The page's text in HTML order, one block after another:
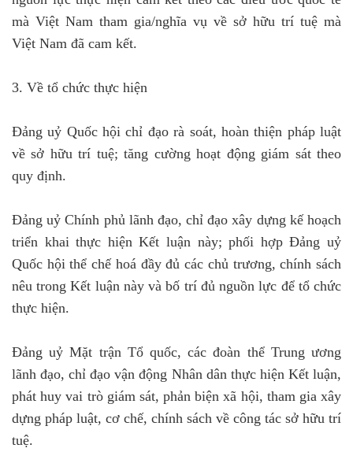
mà Việt Nam tham gia/nghĩa vụ về sở hữu trí tuệ mà
Việt Nam đã cam kết.
3. Về tổ chức thực hiện
Đảng uỷ Quốc hội chỉ đạo rà soát, hoàn thiện pháp luật
về sở hữu trí tuệ; tăng cường hoạt động giám sát theo
quy định.
Đảng uỷ Chính phủ lãnh đạo, chỉ đạo xây dựng kế hoạch
triển khai thực hiện Kết luận này; phối hợp Đảng uỷ
Quốc hội thể chế hoá đầy đủ các chủ trương, chính sách
nêu trong Kết luận này và bố trí đủ nguồn lực để tổ chức
thực hiện.
Đảng uỷ Mặt trận Tổ quốc, các đoàn thể Trung ương
lãnh đạo, chỉ đạo vận động Nhân dân thực hiện Kết luận,
phát huy vai trò giám sát, phản biện xã hội, tham gia xây
dựng pháp luật, cơ chế, chính sách về công tác sở hữu trí
tuệ.